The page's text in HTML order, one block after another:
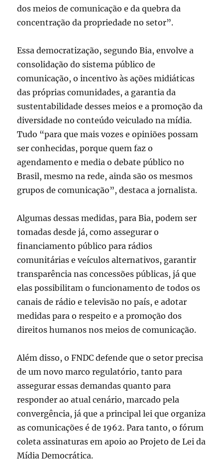
dos meios de comunicação e da quebra da
concentração da propriedade no setor”.
Essa democratização, segundo Bia, envolve a
consolidação do sistema público de
comunicação, o incentivo às ações midiáticas
das próprias comunidades, a garantia da
sustentabilidade desses meios e a promoção da
diversidade no conteúdo veiculado na mídia.
Tudo “para que mais vozes e opiniões possam
ser conhecidas, porque quem faz o
agendamento e media o debate público no
Brasil, mesmo na rede, ainda são os mesmos
grupos de comunicação”, destaca a jornalista.
Algumas dessas medidas, para Bia, podem ser
tomadas desde já, como assegurar o
financiamento público para rádios
comunitárias e veículos alternativos, garantir
transparência nas concessões públicas, já que
elas possibilitam o funcionamento de todos os
canais de rádio e televisão no país, e adotar
medidas para o respeito e a promoção dos
direitos humanos nos meios de comunicação.
Além disso, o FNDC defende que o setor precisa
de um novo marco regulatório, tanto para
assegurar essas demandas quanto para
responder ao atual cenário, marcado pela
convergência, já que a principal lei que organiza
as comunicações é de 1962. Para tanto, o fórum
coleta assinaturas em apoio ao Projeto de Lei da
Mídia Democrática.